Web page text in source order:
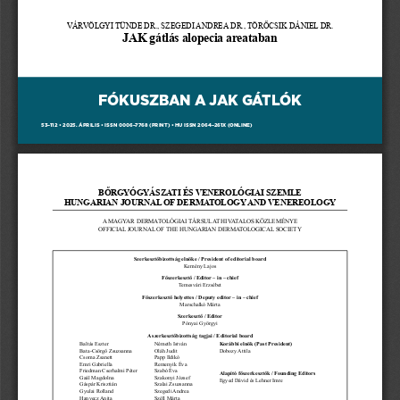
FÓKUSZBAN A JAK GÁTLÓK
VÁRVÖLGYI TÜNDE DR., SZEGEDI ANDREA DR., TÖRŐCSIK DÁNIEL DR.
JAK gátlás alopecia areataban
53–112 • 2025. ÁPRILIS • ISSN 0006–7768 (PRINT) • HU ISSN 2064–261X (ONLINE)
BŐRGYÓGYÁSZATI ÉS VENEROLÓGIAI SZEMLE
HUNGARIAN JOURNAL OF DERMATOLOGY AND VENEREOLOGY
A MAGYAR DERMATOLÓGIAI TÁRSULAT HIVATALOS KÖZLEMÉNYE
OFFICIAL JOURNAL OF THE HUNGARIAN DERMATOLOGICAL SOCIETY
Szerkesztőbizottság elnöke / President of editorial board
Kemény Lajos
Főszerkesztő / Editor – in – chief
Temesvári Erzsébet
Főszerkesztő helyettes / Deputy editor – in – chief
Marschalkó Márta
Szerkesztő / Editor
Pónyai Györgyi
A szerkesztőbizottság tagjai / Editorial board
Baltás Eszter
Bata-Csörgő Zsuzsanna
Csoma Zsanett
Emri Gabriella
Friedman Cserhalmi Péter
Gaál Magdolna
Gáspár Krisztián
Gyulai Rolland
Hanyecz Anita
Németh István
Oláh Judit
Papp Ildikó
Remenyik Éva
Szabó Éva
Szakonyi József
Szalai Zsuzsanna
Szegedi Andrea
Széll Márta
Korábbi elnök (Past President)
Dobozy Attila
Alapító főszerkesztők / Founding Editors
Egyed Dávid és Lehner Imre